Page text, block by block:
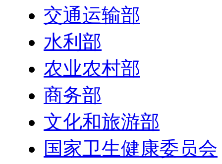
交通运输部
水利部
农业农村部
商务部
文化和旅游部
国家卫生健康委员会